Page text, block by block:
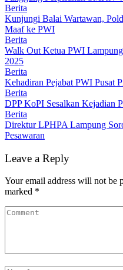
Berita
Kunjungi Balai Wartawan,
Maaf ke PWI
Berita
Walk Out Ketua PWI
2025
Berita
Kehadiran Pejabat PWI Pusat
Berita
DPP KoPI Sesalkan Kejadian
Berita
Direktur LPHPA Lampung
Pesawaran
Leave a Reply
Your email address will not be
marked *